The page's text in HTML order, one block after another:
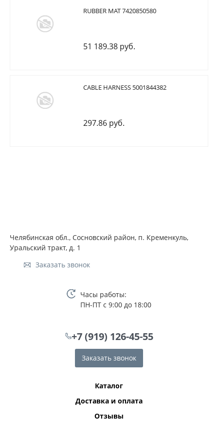
RUBBER MAT 7420850580
51 189.38 руб.
CABLE HARNESS 5001844382
297.86 руб.
Челябинская обл., Сосновский район, п. Кременкуль,
Уральский тракт, д. 1
Заказать звонок
Часы работы:
ПН-ПТ с 9:00 до 18:00
+7 (919) 126-45-55
Заказать звонок
Каталог
Доставка и оплата
Отзывы